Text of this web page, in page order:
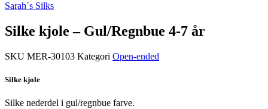
Sarah´s Silks
Silke kjole – Gul/Regnbue 4-7 år
SKU MER-30103 Kategori Open-ended
Silke kjole
Silke nederdel i gul/regnbue farve.